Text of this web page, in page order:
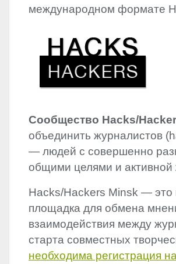
международном формате
Сообщество Hacks/
объединить журналистов
— людей с совершенно
общими целями и активной
Hacks/Hackers Minsk —
площадка для обмена
взаимодействия между
старта совместных
необходима регистрация